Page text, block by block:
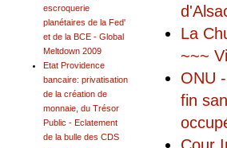
La
~~~
ONU
fin
escroquerie
planétaires de la Fed'
et de la BCE - Global
Meltdown 2009
Etat Providence
bancaire: privatisation
de la création de
monnaie, du Trésor
Public - Eclatement
de la bulle des CDS